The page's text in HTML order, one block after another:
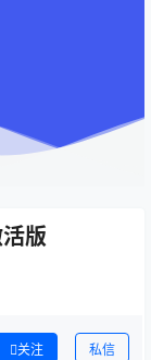
版
关注 私信